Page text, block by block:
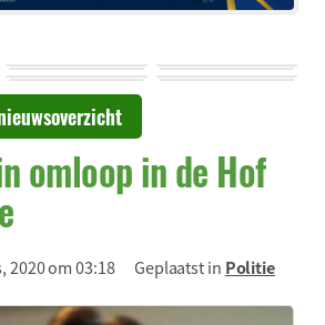
omloop in de Hof
2020 om 03:18 Geplaatst in Politie